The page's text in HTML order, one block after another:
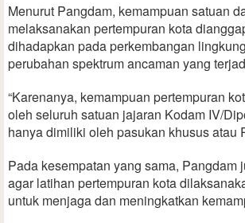
Menurut Pangdam, kemampuan satuan
melaksanakan pertempuran kota
dihadapkan pada perkembangan
perubahan spektrum ancaman yang
“Karenanya, kemampuan pertempuran
oleh seluruh satuan jajaran Kodam IV/
hanya dimiliki oleh pasukan khusus atau
Pada kesempatan yang sama, Pangdam
agar latihan pertempuran kota
untuk menjaga dan meningkatkan